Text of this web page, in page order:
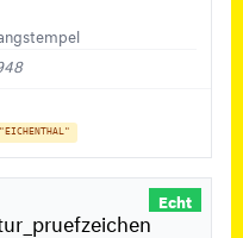
"EICHENTHAL"
Echt